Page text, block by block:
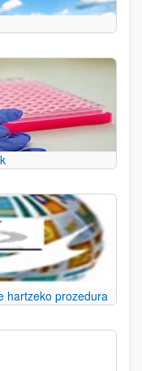
hartzeko prozedura